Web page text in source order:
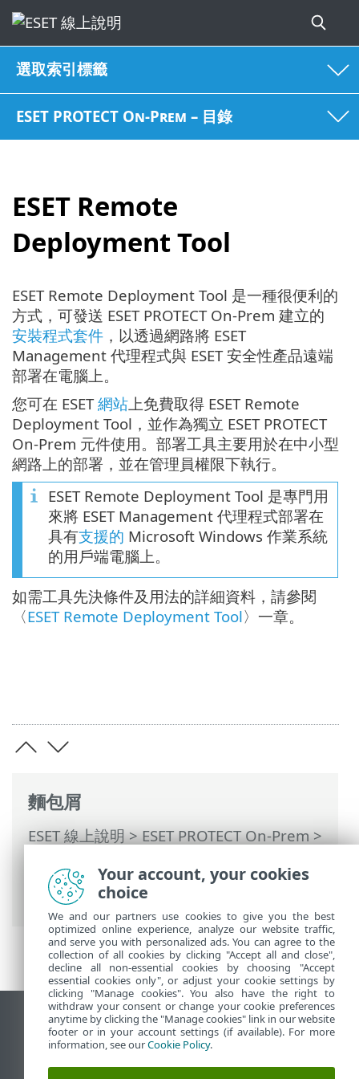
選取索引標籤
ESET PROTECT On-Prem – 目錄
ESET Remote
Deployment Tool
麵包屑
ESET 線上說明>ESET PROTECT On-Prem>
安裝 - Windows > ESET Remote
Deployment Tool
ESET Remote Deployment Tool 是一種很便利的
方式，可發送 ESET PROTECT On-Prem 建立的
安裝程式套件 ，以透過網路將 ESET
Management 代理程式與 ESET 安全性產品遠端
部署在電腦上。
您可在 ESET網站 上免費取得 ESET Remote
Deployment Tool，並作為獨立 ESET PROTECT
On-Prem 元件使用。部署工具主要用於在中小型
網路上的部署，並在管理員權限下執行。
ESET Remote Deployment Tool 是專門用
來將 ESET Management 代理程式部署在
具有支援的 Microsoft Windows 作業系統
的用戶端電腦上。
如需工具先決條件及用法的詳細資料，請參閱
〈ESET Remote Deployment Tool〉一章。
檢視桌面網站
End of Life
ESET 知識庫
Your account, your cookies
choice
We and our partners use cookies to give you the best
optimized online experience, analyze our website traffic,
and serve you with personalized ads. You can agree to the
collection of all cookies by clicking "Accept all and close",
decline all non-essential cookies by choosing "Accept
essential cookies only", or adjust your cookie settings by
clicking "Manage cookies". You also have the right to
withdraw your consent or change your cookie preferences
anytime by clicking the "Manage cookies" link in our website
footer or in your account settings (if available). For more
information, see ourCookie Policy.